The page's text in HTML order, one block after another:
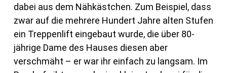
dabei aus dem Nähkästchen. Zum Beispiel, dass
zwar auf die mehrere Hundert Jahre alten Stufen
ein Treppenlift eingebaut wurde, die über 80-
jährige Dame des Hauses diesen aber
verschmäht – er war ihr einfach zu langsam. Im